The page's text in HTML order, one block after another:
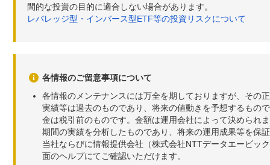
間的な投資の目的に適合しない場合があります。
レバレッジ型・インバース型ETF等の投資リスクについて
各情報のご留意事項について
各情報のメンテナンスには万全を期しておりますが、その
実績等は過去のものであり、将来の値動きを予想するもの
金は税引前のものです。金額は運用会社によって決められ
期間の実績を分析したものであり、将来の運用成果等を保
当社ならびに情報提供会社（株式会社NTTデータエービッ
面のヘルプにてご確認いただけます。